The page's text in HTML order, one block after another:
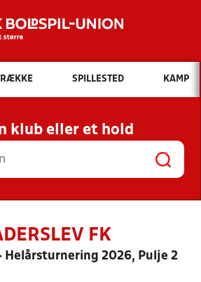
Hvad vil du søge efter?
INDHOLD OG NYHEDER
RESULTATER, KLUBBER OG
HOLD
RÆKKE SPILLESTED KAMP
klub eller et hold
FK
Helårsturnering 2026, Pulje 2